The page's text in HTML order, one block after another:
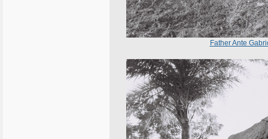
Father Ante